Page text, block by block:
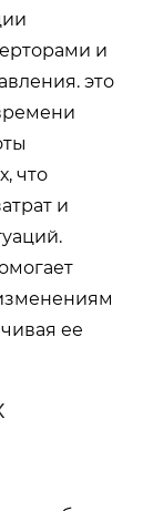
и
это
что
и
ее